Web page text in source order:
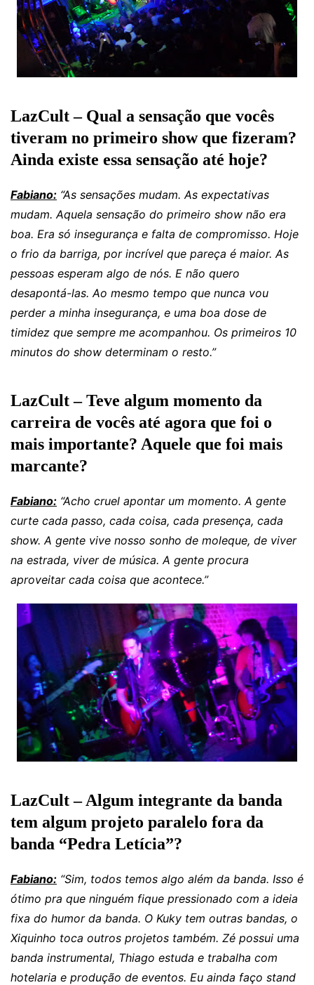
LazCult – Qual a sensação que vocês
tiveram no primeiro show que fizeram?
Ainda existe essa sensação até hoje?
Fabiano: “As sensações mudam. As expectativas
mudam. Aquela sensação do primeiro show não era
boa. Era só insegurança e falta de compromisso. Hoje
o frio da barriga, por incrível que pareça é maior. As
pessoas esperam algo de nós. E não quero
desapontá-las. Ao mesmo tempo que nunca vou
perder a minha insegurança, e uma boa dose de
timidez que sempre me acompanhou. Os primeiros 10
minutos do show determinam o resto.”
LazCult – Teve algum momento da
carreira de vocês até agora que foi o
mais importante? Aquele que foi mais
marcante?
Fabiano: “Acho cruel apontar um momento. A gente
curte cada passo, cada coisa, cada presença, cada
show. A gente vive nosso sonho de moleque, de viver
na estrada, viver de música. A gente procura
aproveitar cada coisa que acontece.”
LazCult – Algum integrante da banda
tem algum projeto paralelo fora da
banda “Pedra Letícia”?
Fabiano: “Sim, todos temos algo além da banda. Isso é
ótimo pra que ninguém fique pressionado com a ideia
fixa do humor da banda. O Kuky tem outras bandas, o
Xiquinho toca outros projetos também. Zé possui uma
banda instrumental, Thiago estuda e trabalha com
hotelaria e produção de eventos. Eu ainda faço stand